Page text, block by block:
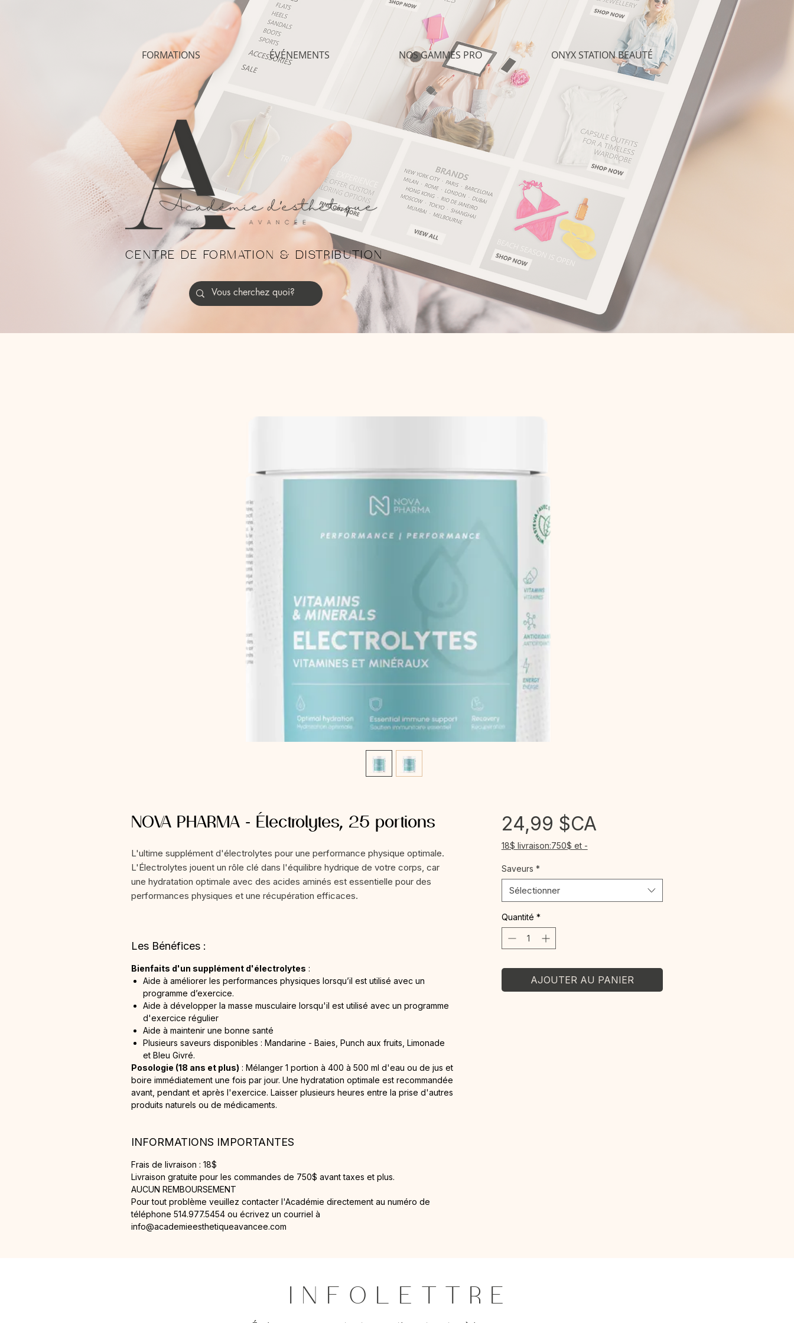
FORMATIONS ÉVÉNEMENTS NOS GAMMES PRO ONYX STATION BEAUTÉ
CENTRE DE FORMATION & DISTRIBUTION
NOVA PHARMA - Électrolytes, 25 portions
L'ultime supplément d'électrolytes pour une performance physique optimale.
L'Électrolytes jouent un rôle clé dans l'équilibre hydrique de votre corps, car
une hydratation optimale avec des acides aminés est essentielle pour des
performances physiques et une récupération efficaces.
Les Bénéfices :
Bienfaits d'un supplément d'électrolytes :
Aide à améliorer les performances physiques lorsqu’il est utilisé avec un
programme d’exercice.
Aide à développer la masse musculaire lorsqu'il est utilisé avec un programme
d'exercice régulier
Aide à maintenir une bonne santé
Plusieurs saveurs disponibles : Mandarine - Baies, Punch aux fruits, Limonade
et Bleu Givré.
Posologie (18 ans et plus) : Mélanger 1 portion à 400 à 500 ml d'eau ou de jus et
boire immédiatement une fois par jour. Une hydratation optimale est recommandée
avant, pendant et après l'exercice. Laisser plusieurs heures entre la prise d'autres
produits naturels ou de médicaments.
INFORMATIONS IMPORTANTES
Frais de livraison : 18$
Livraison gratuite pour les commandes de 750$ avant taxes et plus.
AUCUN REMBOURSEMENT
Pour tout problème veuillez contacter l'Académie directement au numéro de
téléphone 514.977.5454 ou écrivez un courriel à
info@academieesthetiqueavancee.com
24,99 $CAPrix
18$ livraison:750$ et -
Saveurs *
Sélectionner
Quantité *
AJOUTER AU PANIER
I N F O L E T T R E